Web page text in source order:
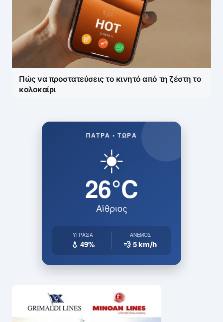
Πώς να προστατεύσεις το κινητό από τη ζέστη το
καλοκαίρι
ΠΆΤΡΑ • ΤΏΡΑ
☀️
26°C
Αίθριος
ΥΓΡΑΣΊΑ
💧 49%
ΆΝΕΜΟΣ
💨 5km/h